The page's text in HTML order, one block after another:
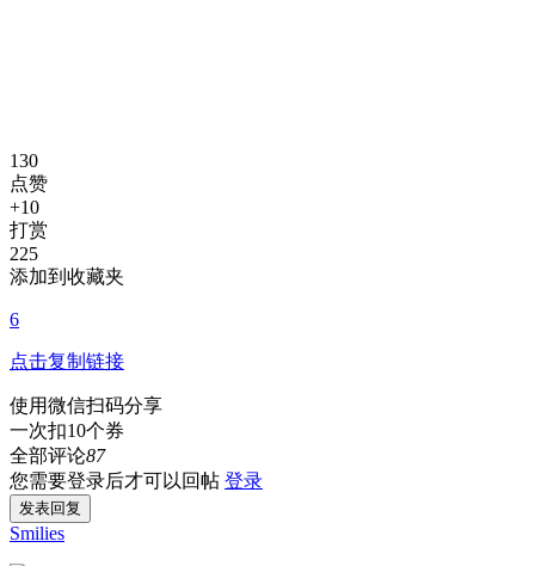
130
点赞
+10
打赏
225
添加到收藏夹
6
点击复制链接
使用微信扫码分享
一次扣10个券
全部评论87
您需要登录后才可以回帖 登录
发表回复
Smilies